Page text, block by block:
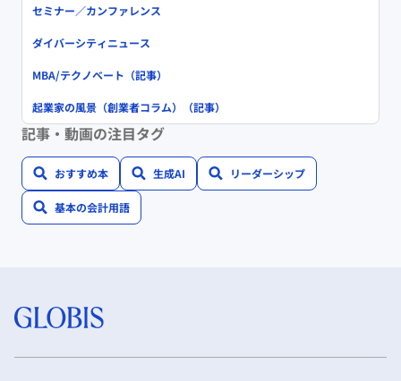
セミナー／カンファレンス
ダイバーシティニュース
MBA/テクノベート（記事）
起業家の風景（創業者コラム）（記事）
記事・動画の注目タグ
おすすめ本 生成AI リーダーシップ
基本の会計用語